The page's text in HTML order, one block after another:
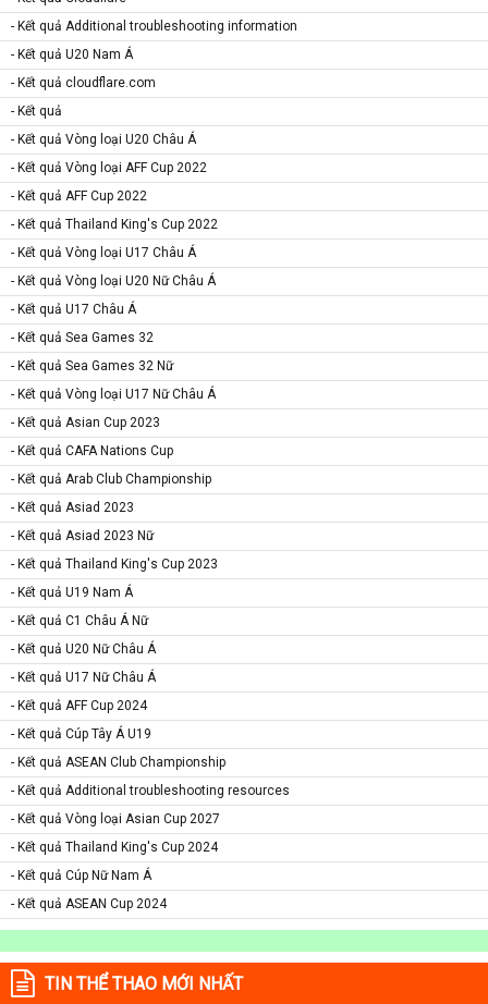
- Kết quả Additional troubleshooting information
- Kết quả U20 Nam Á
- Kết quả cloudflare.com
- Kết quả
- Kết quả Vòng loại U20 Châu Á
- Kết quả Vòng loại AFF Cup 2022
- Kết quả AFF Cup 2022
- Kết quả Thailand King's Cup 2022
- Kết quả Vòng loại U17 Châu Á
- Kết quả Vòng loại U20 Nữ Châu Á
- Kết quả U17 Châu Á
- Kết quả Sea Games 32
- Kết quả Sea Games 32 Nữ
- Kết quả Vòng loại U17 Nữ Châu Á
- Kết quả Asian Cup 2023
- Kết quả CAFA Nations Cup
- Kết quả Arab Club Championship
- Kết quả Asiad 2023
- Kết quả Asiad 2023 Nữ
- Kết quả Thailand King's Cup 2023
- Kết quả U19 Nam Á
- Kết quả C1 Châu Á Nữ
- Kết quả U20 Nữ Châu Á
- Kết quả U17 Nữ Châu Á
- Kết quả AFF Cup 2024
- Kết quả Cúp Tây Á U19
- Kết quả ASEAN Club Championship
- Kết quả Additional troubleshooting resources
- Kết quả Vòng loại Asian Cup 2027
- Kết quả Thailand King's Cup 2024
- Kết quả Cúp Nữ Nam Á
- Kết quả ASEAN Cup 2024
TIN THỂ THAO MỚI NHẤT